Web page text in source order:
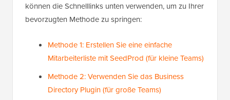
können die Schnelllinks unten verwenden, um zu Ihrer
bevorzugten Methode zu springen:
Methode 1: Erstellen Sie eine einfache
Mitarbeiterliste mit SeedProd (für kleine Teams)
Methode 2: Verwenden Sie das Business
Directory Plugin (für große Teams)